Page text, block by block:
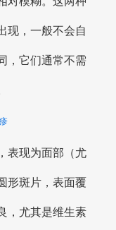
现，一般不会自
，它们通常不需
表现为面部（尤
形斑片，表面覆
，尤其是维生素